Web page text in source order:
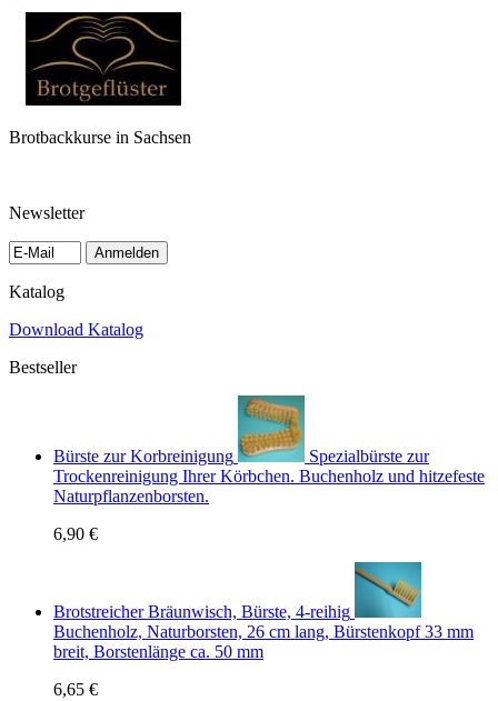
Brotbackkurse in Sachsen
Newsletter
Anmelden
Katalog
Download Katalog
Bestseller
Bürste zur Korbreinigung
Spezialbürste zur
Trockenreinigung Ihrer Körbchen. Buchenholz und hitzefeste
Naturpflanzenborsten.
6,90 €
Brotstreicher Bräunwisch, Bürste, 4-reihig
Buchenholz, Naturborsten, 26 cm lang, Bürstenkopf 33 mm
breit, Borstenlänge ca. 50 mm
6,65 €